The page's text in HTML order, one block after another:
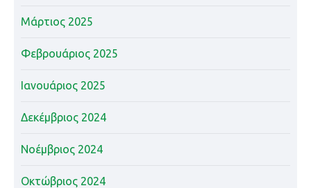
Μάρτιος 2025
Φεβρουάριος 2025
Ιανουάριος 2025
Δεκέμβριος 2024
Νοέμβριος 2024
Οκτώβριος 2024